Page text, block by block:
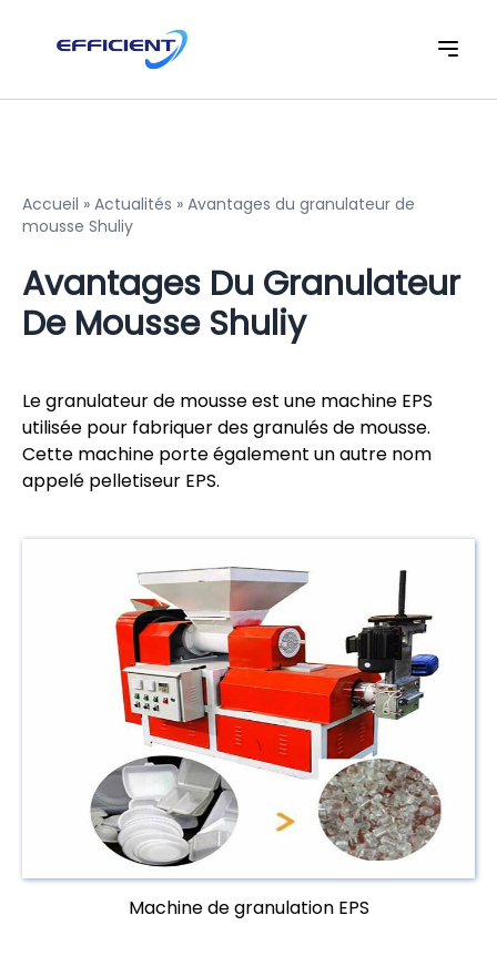
Accueil » Actualités » Avantages du granulateur de
mousse Shuliy
Avantages Du Granulateur
De Mousse Shuliy
Le granulateur de mousse est une machine EPS
utilisée pour fabriquer des granulés de mousse.
Cette machine porte également un autre nom
appelé pelletiseur EPS.
Machine de granulation EPS